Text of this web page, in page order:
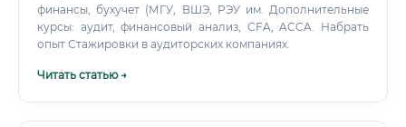
финансы, бухучет (МГУ, ВШЭ, РЭУ им. Дополнительные
курсы: аудит, финансовый анализ, CFA, ACCA. Набрать
опыт Стажировки в аудиторских компаниях.
Читать статью →